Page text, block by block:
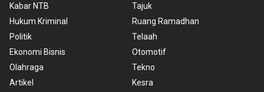
Kabar NTB
Hukum Kriminal
Politik
Ekonomi Bisnis
Olahraga
Artikel
Tajuk
Ruang Ramadhan
Telaah
Otomotif
Tekno
Kesra